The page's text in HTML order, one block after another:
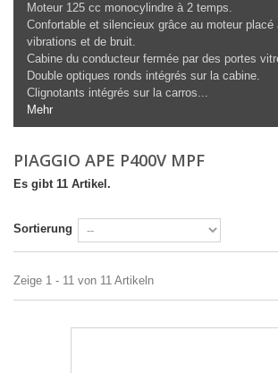
Moteur 125 cc monocylindre à 2 temps.
Confortable et silencieux grâce au moteur placé
vibrations et de bruit.
Cabine du conducteur fermée par des portes
Double optiques ronds intégrés sur la cabine.
Clignotants intégrés sur la carros...
Mehr
PIAGGIO APE P400V MPF
Es gibt 11 Artikel.
Sortierung
Zeige 1 - 11 von 11 Artikeln